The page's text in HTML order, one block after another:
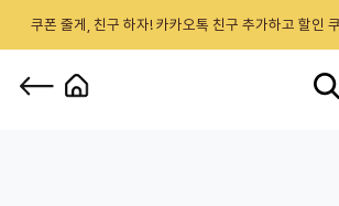
쿠폰 줄게, 친구 하자! 카카오톡 친구 추가하고 할인